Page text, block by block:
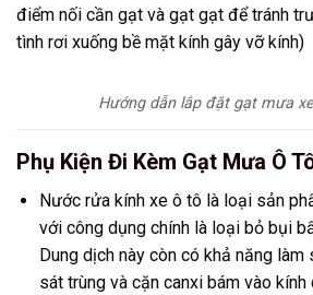
điểm nối cần gạt và gạt gạt để tránh
tình rơi xuống bề mặt kính gây vỡ kính)
Hướng dẫn lắp đặt gạt mưa xe
Phụ Kiện Đi Kèm Gạt Mưa Ô
Nước rửa kính xe ô tô là loại sản
với công dụng chính là loại bỏ bụi
Dung dịch này còn có khả năng
sát trùng và cặn canxi bám vào kính